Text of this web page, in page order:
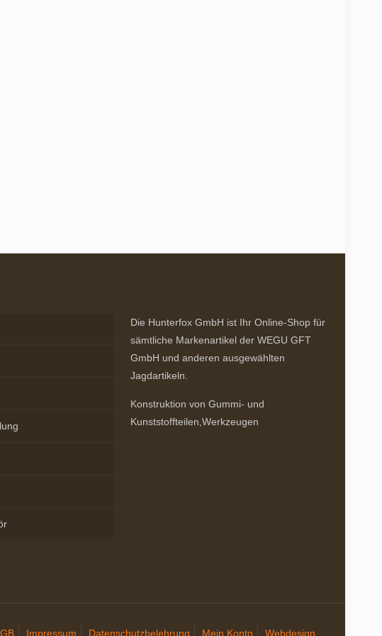
Die Hunterfox GmbH ist Ihr Online-Shop für
sämtliche Markenartikel der WEGU GFT
GmbH und anderen ausgewählten
Jagdartikeln.
Konstruktion von Gummi- und
Kunststoffteilen,Werkzeugen
Impressum Datenschutzbelehrung Mein Konto Webdesign